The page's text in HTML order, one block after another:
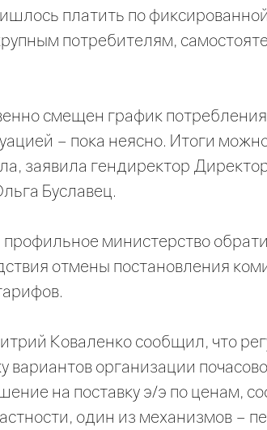
платить по
потребителям,
смещен график
– пока неясно. Итоги
заявила гендиректор
Буславец.
министерство
отмены постановления
Коваленко сообщил, что
вариантов организации
на поставку э/э по ценам,
один из механизмов –